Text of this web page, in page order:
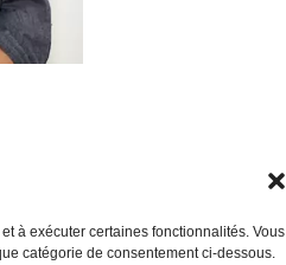
à exécuter certaines fonctionnalités. Vous
catégorie de consentement ci-dessous.